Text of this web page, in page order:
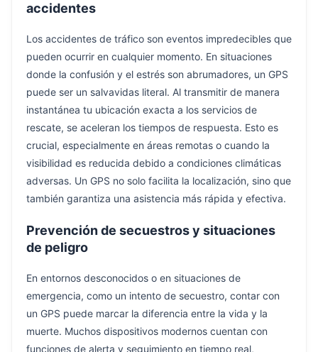
accidentes
Los accidentes de tráfico son eventos impredecibles que
pueden ocurrir en cualquier momento. En situaciones
donde la confusión y el estrés son abrumadores, un GPS
puede ser un salvavidas literal. Al transmitir de manera
instantánea tu ubicación exacta a los servicios de
rescate, se aceleran los tiempos de respuesta. Esto es
crucial, especialmente en áreas remotas o cuando la
visibilidad es reducida debido a condiciones climáticas
adversas. Un GPS no solo facilita la localización, sino que
también garantiza una asistencia más rápida y efectiva.
Prevención de secuestros y situaciones
de peligro
En entornos desconocidos o en situaciones de
emergencia, como un intento de secuestro, contar con
un GPS puede marcar la diferencia entre la vida y la
muerte. Muchos dispositivos modernos cuentan con
funciones de alerta y seguimiento en tiempo real,